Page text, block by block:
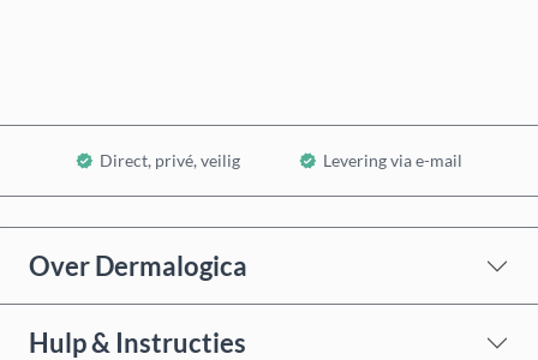
Direct, privé, veilig Levering via e-mail
Over Dermalogica
Hulp & Instructies